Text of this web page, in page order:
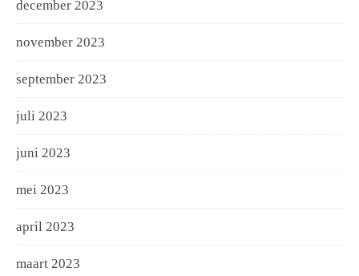
december 2023
november 2023
september 2023
juli 2023
juni 2023
mei 2023
april 2023
maart 2023